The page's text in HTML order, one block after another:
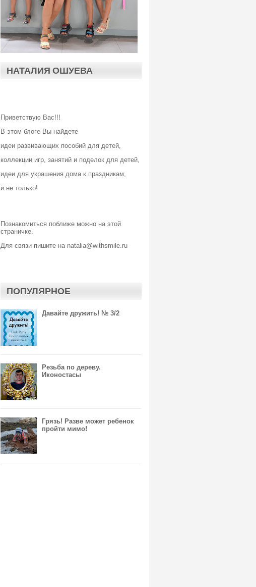
НАТАЛИЯ ОШУЕВА
Приветствую Вас!!!
В этом блоге Вы найдете
идеи развивающих пособий для детей,
коллекции игр, занятий и поделок для детей,
идеи для украшения дома к праздникам,
и не только!
Познакомиться поближе можно на этой
страничке.
Для связи пишите на natalia@withsmile.ru
ПОПУЛЯРНОЕ
Давайте дружить! № 3/2
Резьба по дереву.
Иконостасы
Грязь! Разве может ребенок
пройти мимо!